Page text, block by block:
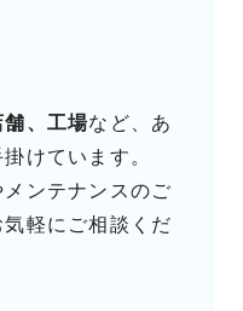
舗、工場など、あ
けています。
ンテナンスのご
軽にご相談くだ